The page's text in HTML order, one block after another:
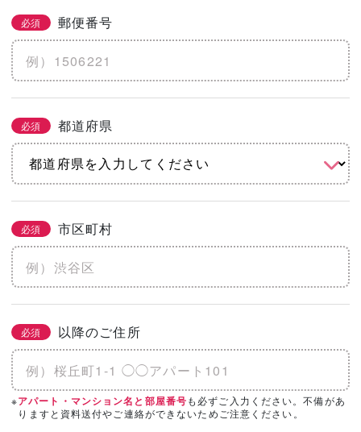
必須 郵便番号
必須 都道府県
必須 市区町村
必須 以降のご住所
※アパート・マンション名と部屋番号も必ずご入力ください。不備があ
りますと資料送付やご連絡ができないためご注意ください。